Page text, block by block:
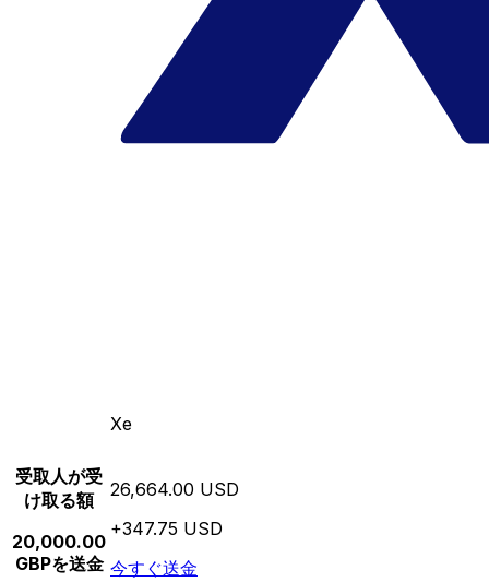
Xe
受取人が受
け取る額
20,000.00
GBPを送金
26,664.00 USD
+347.75 USD
今すぐ送金